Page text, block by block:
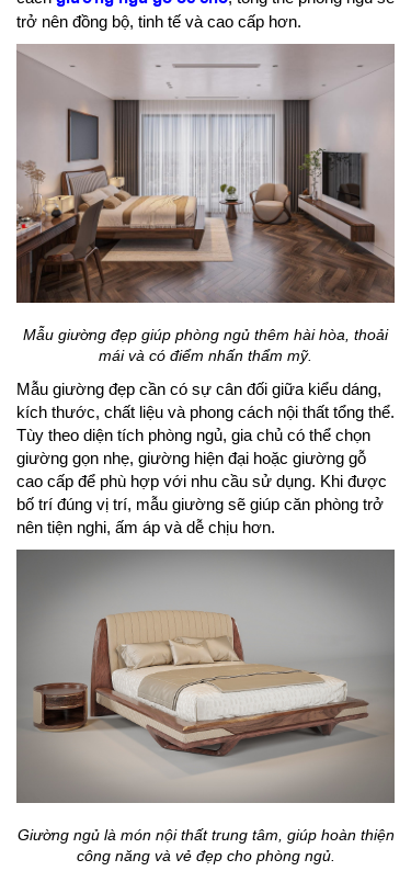
trở nên đồng bộ, tinh tế và cao cấp hơn.
Mẫu giường đẹp giúp phòng ngủ thêm hài hòa, thoải
mái và có điểm nhấn thẩm mỹ.
Mẫu giường đẹp cần có sự cân đối giữa kiểu dáng,
kích thước, chất liệu và phong cách nội thất tổng thể.
Tùy theo diện tích phòng ngủ, gia chủ có thể chọn
giường gọn nhẹ, giường hiện đại hoặc giường gỗ
cao cấp để phù hợp với nhu cầu sử dụng. Khi được
bố trí đúng vị trí, mẫu giường sẽ giúp căn phòng trở
nên tiện nghi, ấm áp và dễ chịu hơn.
Giường ngủ là món nội thất trung tâm, giúp hoàn thiện
công năng và vẻ đẹp cho phòng ngủ.